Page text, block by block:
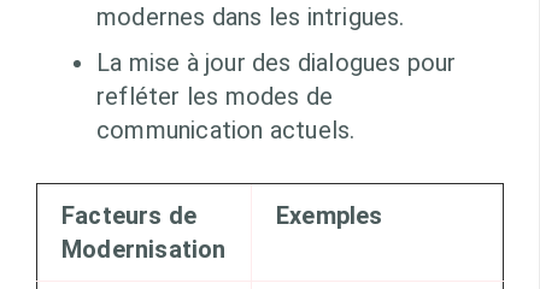
modernes dans les intrigues.
La mise à jour des dialogues pour
refléter les modes de
communication actuels.
Facteurs de
Modernisation
Exemples